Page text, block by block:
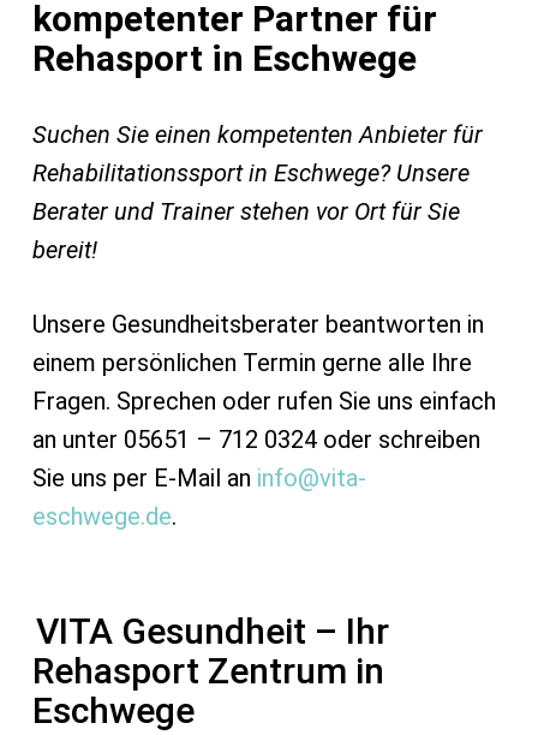
kompetenter Partner für
Rehasport in Eschwege
Suchen Sie einen kompetenten Anbieter für
Rehabilitationssport in Eschwege? Unsere
Berater und Trainer stehen vor Ort für Sie
bereit!
Unsere Gesundheitsberater beantworten in
einem persönlichen Termin gerne alle Ihre
Fragen. Sprechen oder rufen Sie uns einfach
an unter 05651 – 712 0324 oder schreiben
Sie uns per E-Mail an info@vita-
eschwege.de.
VITA Gesundheit – Ihr
Rehasport Zentrum in
Eschwege